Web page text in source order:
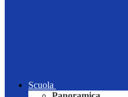
Scuola